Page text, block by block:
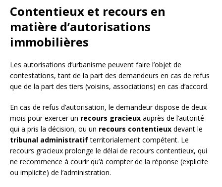
Contentieux et recours en
matière d’autorisations
immobilières
Les autorisations d’urbanisme peuvent faire l’objet de
contestations, tant de la part des demandeurs en cas de refus
que de la part des tiers (voisins, associations) en cas d’accord.
En cas de refus d’autorisation, le demandeur dispose de deux
mois pour exercer un recours gracieux auprès de l’autorité
qui a pris la décision, ou un recours contentieux devant le
tribunal administratifterritorialement compétent. Le
recours gracieux prolonge le délai de recours contentieux, qui
ne recommence à courir qu’à compter de la réponse (explicite
ou implicite) de l’administration.